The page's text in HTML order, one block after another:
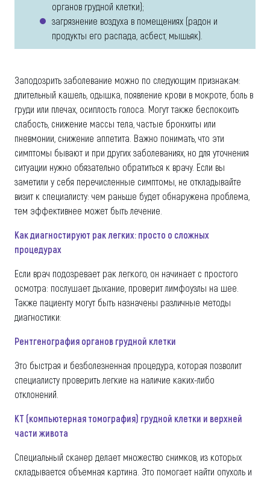
органов грудной клетки);
загрязнение воздуха в помещениях (радон и
продукты его распада, асбест, мышьяк).
Заподозрить заболевание можно по следующим признакам:
длительный кашель, одышка, появление крови в мокроте, боль в
груди или плечах, осиплость голоса. Могут также беспокоить
слабость, снижение массы тела, частые бронхиты или
пневмонии, снижение аппетита. Важно понимать, что эти
симптомы бывают и при других заболеваниях, но для уточнения
ситуации нужно обязательно обратиться к врачу. Если вы
заметили у себя перечисленные симптомы, не откладывайте
визит к специалисту: чем раньше будет обнаружена проблема,
тем эффективнее может быть лечение.
Как диагностируют рак легких: просто о сложных
процедурах
Если врач подозревает рак легкого, он начинает с простого
осмотра: послушает дыхание, проверит лимфоузлы на шее.
Также пациенту могут быть назначены различные методы
диагностики:
Рентгенография органов грудной клетки
Это быстрая и безболезненная процедура, которая позволит
специалисту проверить легкие на наличие каких-либо
отклонений.
КТ (компьютерная томография) грудной клетки и верхней
части живота
Специальный сканер делает множество снимков, из которых
складывается объемная картина. Это помогает найти опухоль и